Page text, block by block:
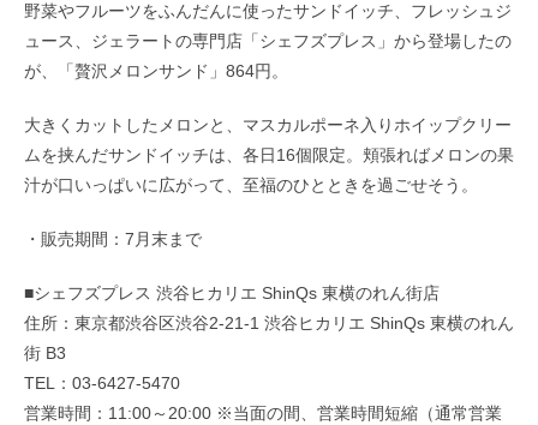
野菜やフルーツをふんだんに使ったサンドイッチ、フレッシュジ
ュース、ジェラートの専門店「シェフズプレス」から登場したの
が、「贅沢メロンサンド」864円。
大きくカットしたメロンと、マスカルポーネ入りホイップクリー
ムを挟んだサンドイッチは、各日16個限定。頬張ればメロンの果
汁が口いっぱいに広がって、至福のひとときを過ごせそう。
・販売期間：7月末まで
■シェフズプレス 渋谷ヒカリエ ShinQs 東横のれん街店
住所：東京都渋谷区渋谷2-21-1 渋谷ヒカリエ ShinQs 東横のれん
街 B3
TEL：03-6427-5470
営業時間：11:00～20:00 ※当面の間、営業時間短縮（通常営業